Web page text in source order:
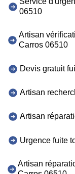
06510
Artisan
Carros 06510
Devis gratuit
Artisan
Artisan
Urgence fuite
Artisan